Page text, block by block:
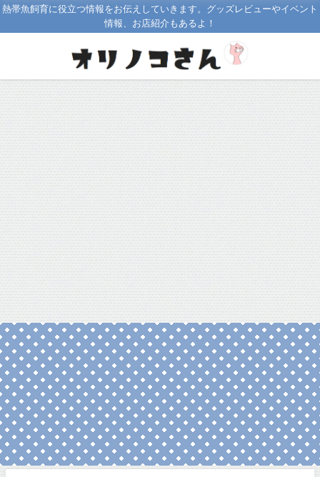
熱帯魚飼育に役立つ情報をお伝えしていきます。グッズレビューやイベント
情報、お店紹介もあるよ！